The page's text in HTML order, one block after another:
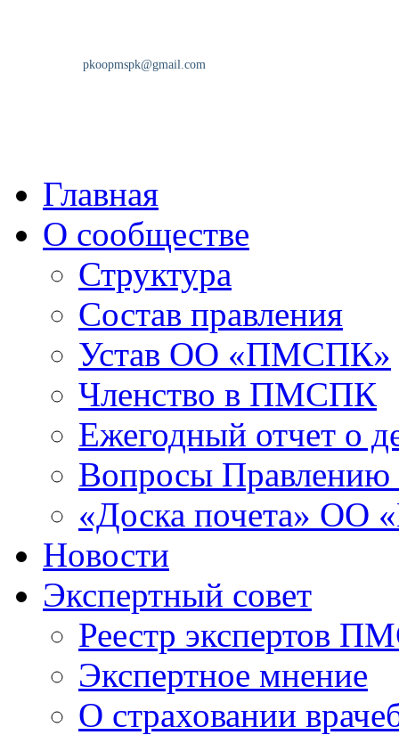
Главная
О сообществе
Структура
Состав правления
Устав ОО «ПМСПК»
Членство в ПМСПК
Ежегодный отчет о
Вопросы
«Доска почета»
Новости
Экспертный совет
Реестр экспертов
Экспертное мнение
О страховании